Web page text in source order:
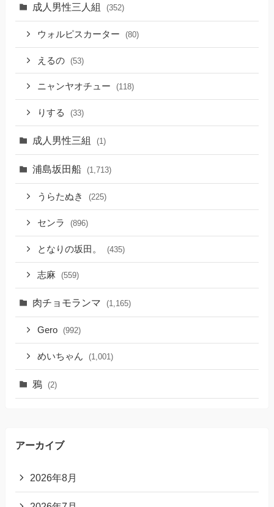
成人男性三人組 (352)
ウォルピスカーター (80)
えるの (53)
ニャンヤオチュー (118)
りする (33)
成人男性三組 (1)
浦島坂田船 (1,713)
うらたぬき (225)
センラ (896)
となりの坂田。 (435)
志麻 (559)
肉チョモランマ (1,165)
Gero (992)
めいちゃん (1,001)
鴉 (2)
アーカイブ
2026年8月